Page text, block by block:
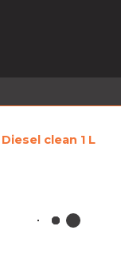
Diesel clean 1 L